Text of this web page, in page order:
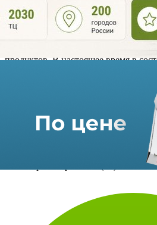
В новых торговых точках
товаров «ВкусВилл», а также
и быстрого перекуса.
Российская сеть супермаркетов
на здоровом питании и развивает
зафиксирован рост выручки на
При этом показатель чистой
Источник: Retail.ru
Использование материалов портала